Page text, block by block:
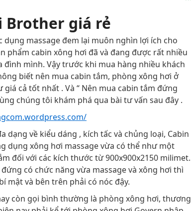
Brother giá rẻ
massage đem lại muôn nghìn lợi ích cho
phẩm cabin xông hơi đã và đang được rất nhiều
đình mình. Vậy trước khi mua hàng nhiều khách
biết nên mua cabin tắm, phòng xông hơi ở
cả tốt nhất . Và “ Nên mua cabin tắm đứng
chúng tôi khám phá qua bài tư vấn sau đây .
dạng về kiểu dáng , kích tấc và chủng loại, Cabin
dụng xông hơi massage vừa có thể như một
đối với các kích thước từ 900x900x2150 milimet.
có chức năng vừa massage và xông hơi thì
mật và bên trên phải có nóc đậy.
còn gọi bình thường là phòng xông hơi, thương